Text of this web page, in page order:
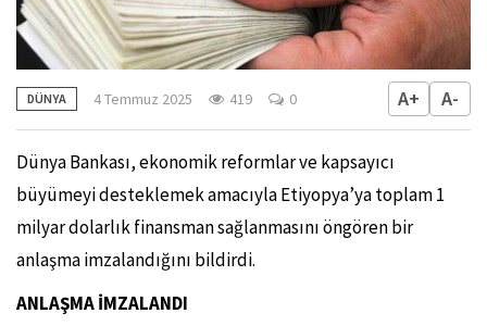
DÜNYA 4 Temmuz 2025 419 0 A+ A-
Dünya Bankası, ekonomik reformlar ve kapsayıcı
büyümeyi desteklemek amacıyla Etiyopya’ya toplam 1
milyar dolarlık finansman sağlanmasını öngören bir
anlaşma imzalandığını bildirdi.
ANLAŞMA İMZALANDI